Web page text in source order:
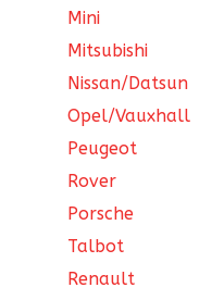
Mini
Mitsubishi
Nissan/Datsun
Opel/Vauxhall
Peugeot
Rover
Porsche
Talbot
Renault